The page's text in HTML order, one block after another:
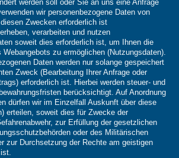
werden soll oder Sie an uns eine Anfrage
wir personenbezogene Daten von
Zwecken erforderlich ist
verarbeiten und nutzen
soweit dies erforderlich ist, um Ihnen die
Webangebots zu ermöglichen (Nutzungsdaten).
Daten werden nur solange gespeichert
Zweck (Bearbeitung Ihrer Anfrage oder
erforderlich ist. Hierbei werden steuer- und
berücksichtigt. Auf Anordnung
dürfen wir im Einzelfall Auskunft über diese
erteilen, soweit dies für Zwecke der
zur Erfüllung der gesetzlichen
oder des Militärischen
zur Durchsetzung der Rechte am geistigen